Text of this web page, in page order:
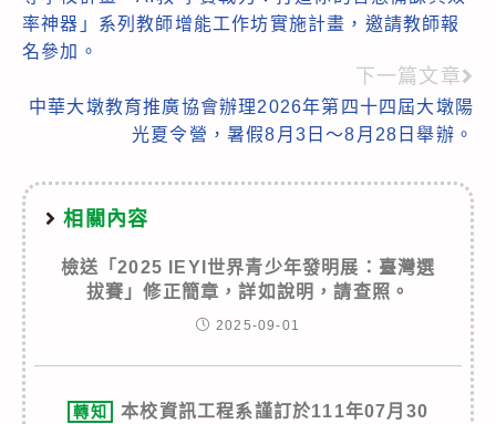
articles
率神器」系列教師增能工作坊實施計畫，邀請教師報
名參加。
下一篇文章
中華大墩教育推廣協會辦理2026年第四十四屆大墩陽
光夏令營，暑假8月3日～8月28日舉辦。
相關內容
檢送「2025 IEYI世界青少年發明展：臺灣選
拔賽」修正簡章，詳如說明，請查照。
2025-09-01
轉知
本校資訊工程系謹訂於111年07月30